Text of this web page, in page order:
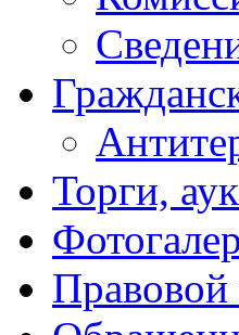
Торги,
Правовой